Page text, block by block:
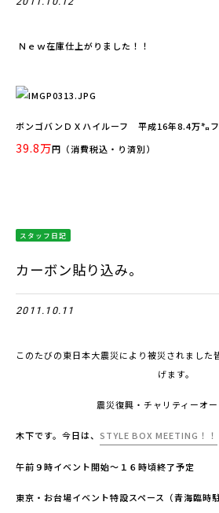
Ｎｅｗ在庫仕上がりました！！
ボンゴバンＤＸハイルーフ 平成16年8.4万㌔
39.8万円（消費税込・り済別）
スタッフ日記
カーボン貼り込み。
2011.10.11
このたびの東日本大震災により被災されました
げます。
震災復興・チャリティーオ
木下です。今日は、 STYLE BOX MEETING！！
午前９時イベント開始～１６時頃終了予定
東京・お台場イベント特設スペース（青海臨時